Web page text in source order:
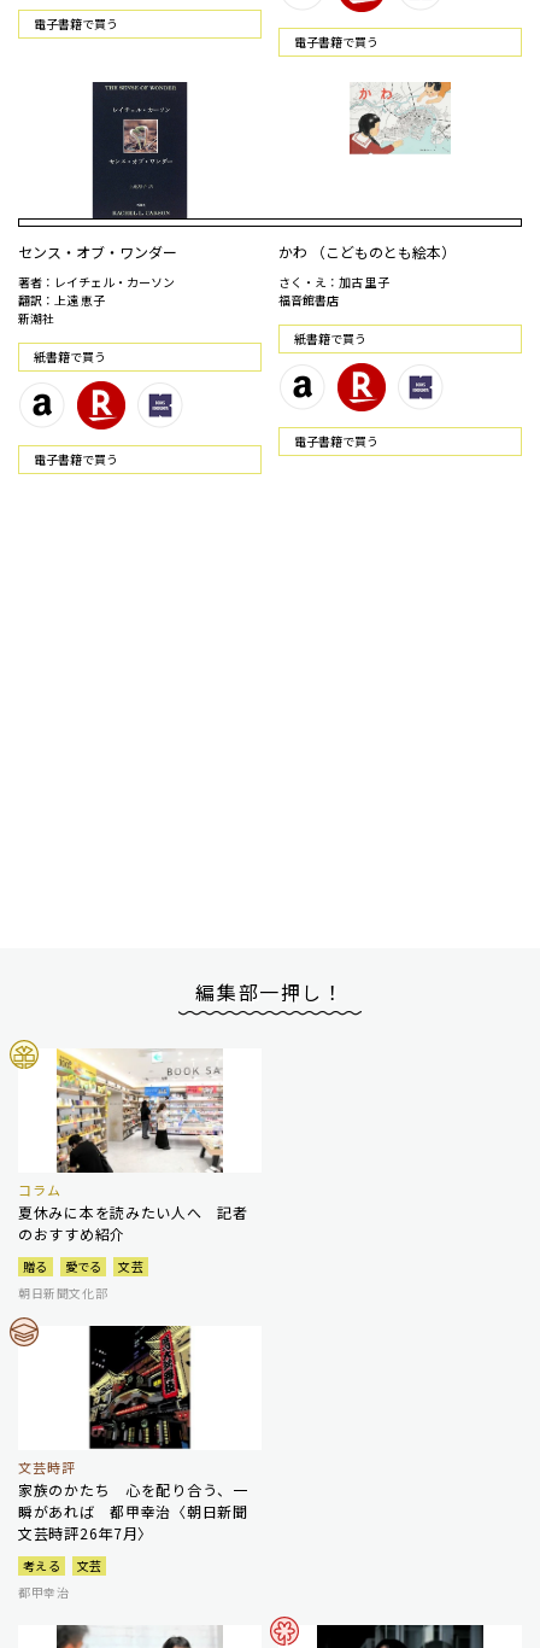
電⼦書籍で買う
電⼦書籍で買う
センス・オブ・ワンダー
著者：レイチェル・カーソン
翻訳：上遠 恵子
新潮社
紙書籍で買う
電⼦書籍で買う
かわ （こどものとも絵本）
さく・え：加古 里子
福音館書店
紙書籍で買う
電⼦書籍で買う
編集部一押し！
コラム
夏休みに本を読みたい人へ 記者
のおすすめ紹介
贈る 愛でる
文芸
朝日新聞文化部
文芸時評
家族のかたち 心を配り合う、一
瞬があれば 都甲幸治〈朝日新聞
文芸時評26年7月〉
考える
文芸
都甲幸治